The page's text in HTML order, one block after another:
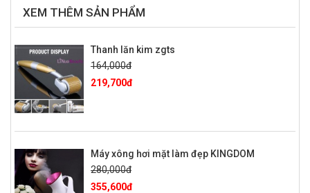
XEM THÊM SẢN PHẨM
Thanh lăn kim zgts
164,000đ
219,700đ
Máy xông hơi mặt làm đẹp KINGDOM
280,000đ
355,600đ